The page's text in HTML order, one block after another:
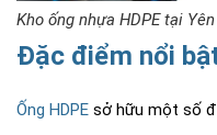
Kho ống nhựa HDPE tại
Đặc điểm nổi
Ống HDPE sở hữu một số